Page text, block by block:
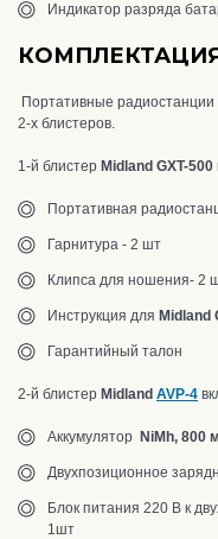
Индикатор разряда
Портативные радиостанции
2-х блистеров.
1-й блистер Midland GXT-500
Портативная
Гарнитура - 2 шт
Клипса для ношения- 2
Инструкция для Midland
Гарантийный талон
2-й блистер Midland AVP-4
Аккумулятор NiMh, 800
Двухпозиционное
Блок питания 220 В к
1шт